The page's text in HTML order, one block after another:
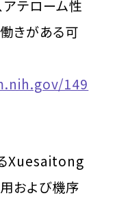
アテローム性
きがある可
149
るXuesaitong
および機序